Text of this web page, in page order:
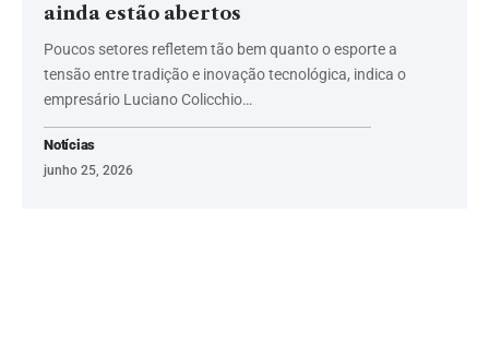
ainda estão abertos
Poucos setores refletem tão bem quanto o esporte a
tensão entre tradição e inovação tecnológica, indica o
empresário Luciano Colicchio…
Notícias
junho 25, 2026